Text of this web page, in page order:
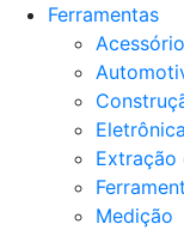
Ferramentas
Extração
Medição